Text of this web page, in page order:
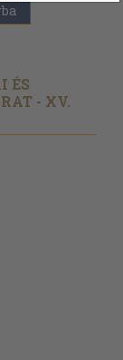
ÉS
- XV.